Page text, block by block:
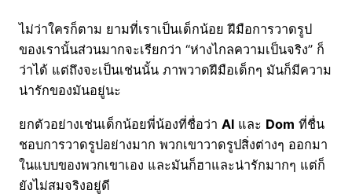
ไม่ว่าใครก็ตาม ยามที่เราเป็นเด็กน้อย ฝีมือการวาดรูป
ของเรานั้นส่วนมากจะเรียกว่า “ห่างไกลความเป็นจริง” ก็
ว่าได้ แต่ถึงจะเป็นเช่นนั้น ภาพวาดฝีมือเด็กๆ มันก็มีความ
น่ารักของมันอยู่นะ
ยกตัวอย่างเช่นเด็กน้อยพี่น้องที่ชื่อว่า Al และ Dom ที่ชื่น
ชอบการวาดรูปอย่างมาก พวกเขาวาดรูปสิ่งต่างๆ ออกมา
ในแบบของพวกเขาเอง และมันก็ฮาและน่ารักมากๆ แต่ก็
ยังไม่สมจริงอยู่ดี